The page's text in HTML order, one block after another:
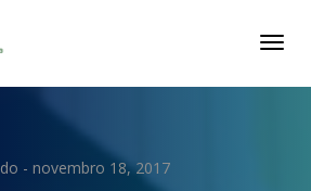
- novembro 18, 2017